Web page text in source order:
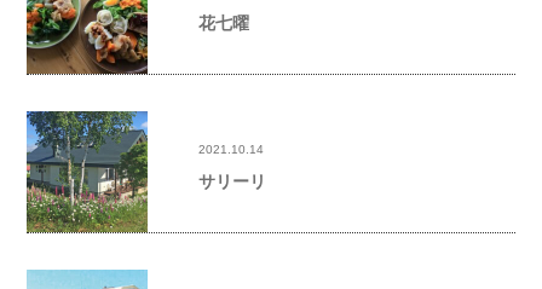
花七曜
2021.10.14
サリーリ